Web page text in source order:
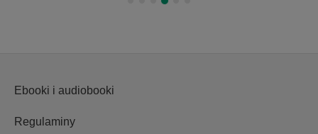
Ebooki i audiobooki
Regulaminy